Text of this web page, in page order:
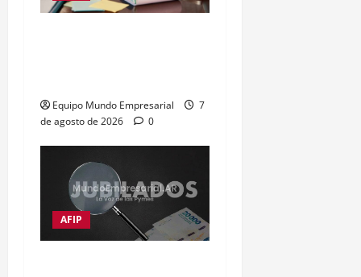
Equipo Mundo Empresarial
7
de agosto de 2026
0
AFIP